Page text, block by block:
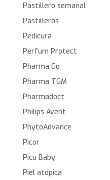
Pastillero semanal
Pastilleros
Pedicura
Perfum Protect
Pharma Go
Pharma TGM
Pharmadoct
Philips Avent
PhytoAdvance
Picor
Picu Baby
Piel atópica